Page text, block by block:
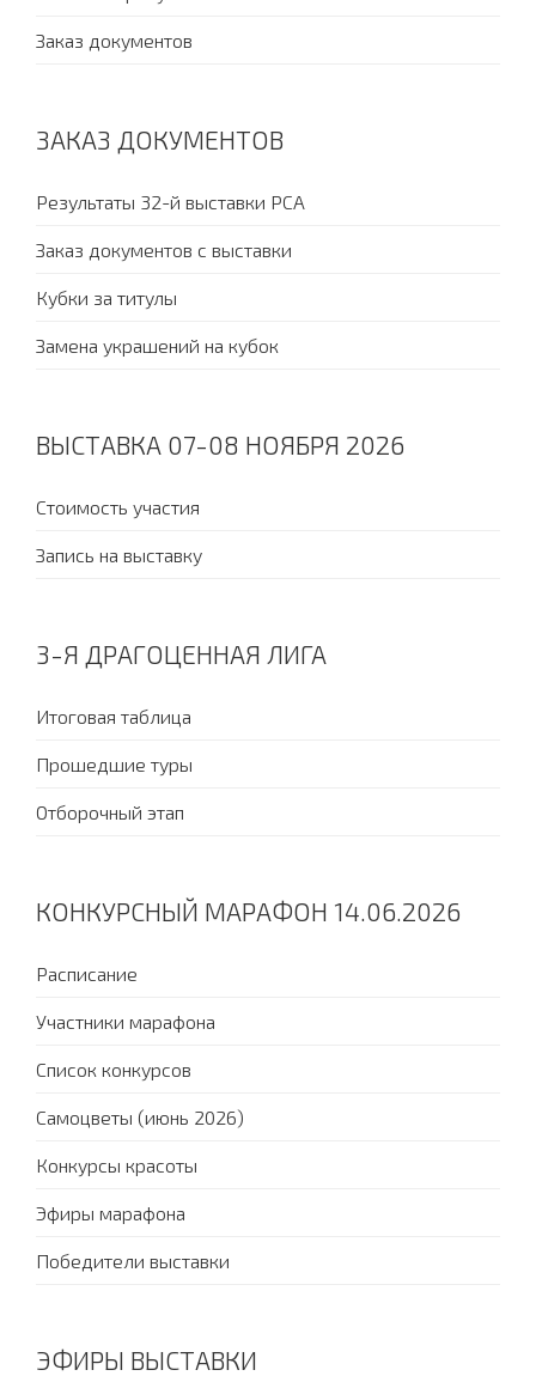
Заказ документов
ЗАКАЗ ДОКУМЕНТОВ
Результаты 32-й выставки PCA
Заказ документов с выставки
Кубки за титулы
Замена украшений на кубок
ВЫСТАВКА 07-08 НОЯБРЯ 2026
Стоимость участия
Запись на выставку
3-Я ДРАГОЦЕННАЯ ЛИГА
Итоговая таблица
Прошедшие туры
Отборочный этап
КОНКУРСНЫЙ МАРАФОН 14.06.2026
Расписание
Участники марафона
Список конкурсов
Самоцветы (июнь 2026)
Конкурсы красоты
Эфиры марафона
Победители выставки
ЭФИРЫ ВЫСТАВКИ